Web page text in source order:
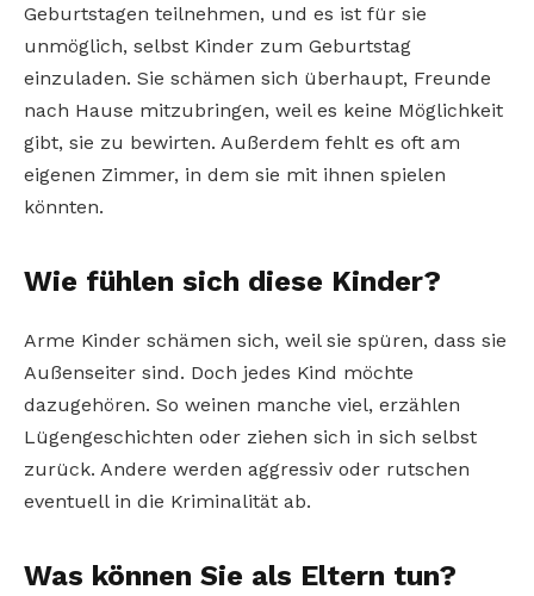
Geburtstagen teilnehmen, und es ist für sie
unmöglich, selbst Kinder zum Geburtstag
einzuladen. Sie schämen sich überhaupt, Freunde
nach Hause mitzubringen, weil es keine Möglichkeit
gibt, sie zu bewirten. Außerdem fehlt es oft am
eigenen Zimmer, in dem sie mit ihnen spielen
könnten.
Wie fühlen sich diese Kinder?
Arme Kinder schämen sich, weil sie spüren, dass sie
Außenseiter sind. Doch jedes Kind möchte
dazugehören. So weinen manche viel, erzählen
Lügengeschichten oder ziehen sich in sich selbst
zurück. Andere werden aggressiv oder rutschen
eventuell in die Kriminalität ab.
Was können Sie als Eltern tun?